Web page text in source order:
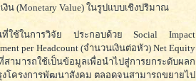
น (Monetary Value) ในรูปแบบเชิงปริมาณ
นที่ใช้ในการวิจัย ประกอบด้วย Social Impact
per Headcount (จำนวนเงินต่อหัว) Net Equity
ามารถใช้เป็นข้อมูลเพื่อนำไปสู่การยกระดับผลก
งโครงการพัฒนาสังคม ตลอดจนสามารถขยายไป